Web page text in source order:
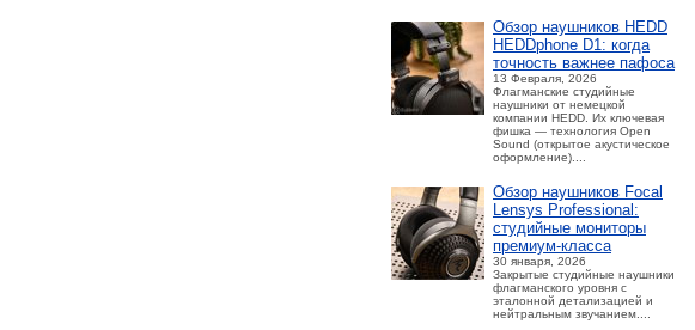
Обзор наушников HEDD
HEDDphone D1: когда
точность важнее пафоса
13 Февраля, 2026
Флагманские студийные
наушники от немецкой
компании HEDD. Их ключевая
фишка — технология Open
Sound (открытое акустическое
оформление)....
Обзор наушников Focal
Lensys Professional:
студийные мониторы
премиум‑класса
30 января, 2026
Закрытые студийные наушники
флагманского уровня с
эталонной детализацией и
нейтральным звучанием....